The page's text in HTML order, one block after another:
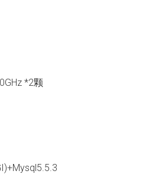
*2颗